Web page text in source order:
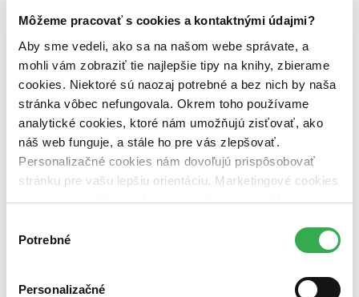
Môžeme pracovať s cookies a kontaktnými údajmi?
Aby sme vedeli, ako sa na našom webe správate, a
mohli vám zobraziť tie najlepšie tipy na knihy, zbierame
cookies. Niektoré sú naozaj potrebné a bez nich by naša
stránka vôbec nefungovala. Okrem toho používame
analytické cookies, ktoré nám umožňujú zisťovať, ako
náš web funguje, a stále ho pre vás zlepšovať.
Personalizačné cookies nám dovoľujú prispôsobovať
stránku pre vašu lepšiu orientáciu. Marketingové cookies
nám zas umožňujú zobrazenie relevantnej reklamy.
nám pomohlo, keby sme mohli používať všetky tieto
súhlasu
Potrebné
Personalizačné
Zoradiť
Bestsellery
Top hodnotené
Najdrahšie
Najlacnejšie
V ruskom jazykudostupné